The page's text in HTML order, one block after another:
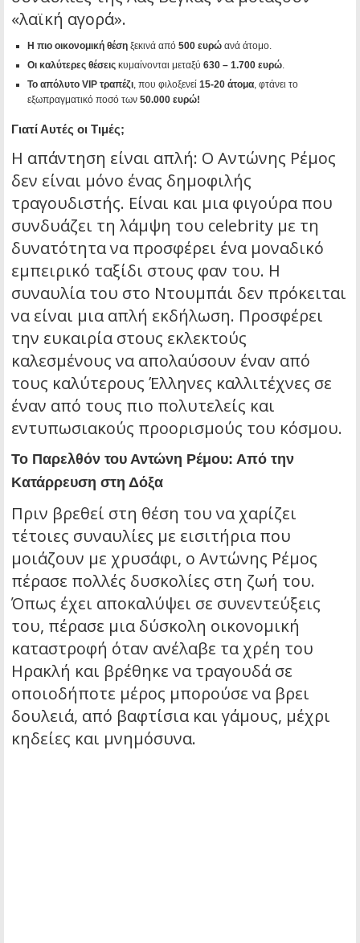
«λαϊκή αγορά».
Η πιο οικονομική θέση ξεκινά από 500 ευρώ ανά άτομο.
Οι καλύτερες θέσεις κυμαίνονται μεταξύ 630 – 1.700 ευρώ.
Το απόλυτο VIP τραπέζι, που φιλοξενεί 15-20 άτομα, φτάνει το
εξωπραγματικό ποσό των 50.000 ευρώ!
Γιατί Αυτές οι Τιμές;
Η απάντηση είναι απλή: Ο Αντώνης Ρέμος
δεν είναι μόνο ένας δημοφιλής
τραγουδιστής. Είναι και μια φιγούρα που
συνδυάζει τη λάμψη του celebrity με τη
δυνατότητα να προσφέρει ένα μοναδικό
εμπειρικό ταξίδι στους φαν του. Η
συναυλία του στο Ντουμπάι δεν πρόκειται
να είναι μια απλή εκδήλωση. Προσφέρει
την ευκαιρία στους εκλεκτούς
καλεσμένους να απολαύσουν έναν από
τους καλύτερους Έλληνες καλλιτέχνες σε
έναν από τους πιο πολυτελείς και
εντυπωσιακούς προορισμούς του κόσμου.
Το Παρελθόν του Αντώνη Ρέμου: Από την
Κατάρρευση στη Δόξα
Πριν βρεθεί στη θέση του να χαρίζει
τέτοιες συναυλίες με εισιτήρια που
μοιάζουν με χρυσάφι, ο Αντώνης Ρέμος
πέρασε πολλές δυσκολίες στη ζωή του.
Όπως έχει αποκαλύψει σε συνεντεύξεις
του, πέρασε μια δύσκολη οικονομική
καταστροφή όταν ανέλαβε τα χρέη του
Ηρακλή και βρέθηκε να τραγουδά σε
οποιοδήποτε μέρος μπορούσε να βρει
δουλειά, από βαφτίσια και γάμους, μέχρι
κηδείες και μνημόσυνα.